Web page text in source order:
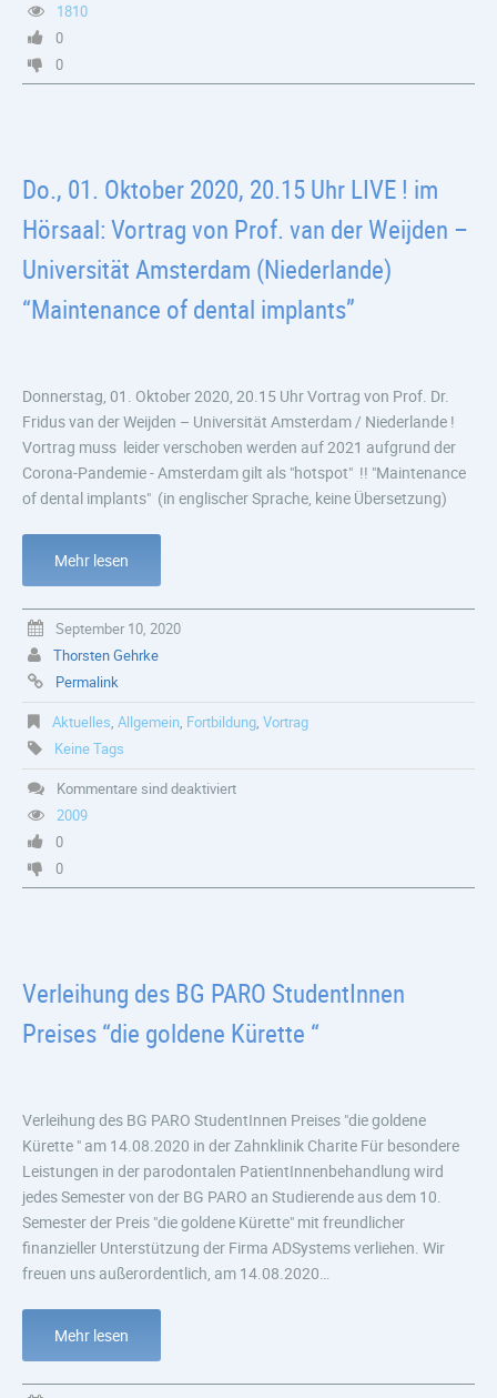
1810
0
0
Do., 01. Oktober 2020, 20.15 Uhr LIVE ! im
Hörsaal: Vortrag von Prof. van der Weijden –
Universität Amsterdam (Niederlande)
“Maintenance of dental implants”
Donnerstag, 01. Oktober 2020, 20.15 Uhr Vortrag von Prof. Dr.
Fridus van der Weijden – Universität Amsterdam / Niederlande !
Vortrag muss leider verschoben werden auf 2021 aufgrund der
Corona-Pandemie - Amsterdam gilt als "hotspot" !! "Maintenance
of dental implants" (in englischer Sprache, keine Übersetzung)
Mehr lesen
September 10, 2020
Thorsten Gehrke
Permalink
Aktuelles, Allgemein, Fortbildung, Vortrag
Keine Tags
Kommentare sind deaktiviert
2009
0
0
Verleihung des BG PARO StudentInnen
Preises “die goldene Kürette “
Verleihung des BG PARO StudentInnen Preises "die goldene
Kürette " am 14.08.2020 in der Zahnklinik Charite Für besondere
Leistungen in der parodontalen PatientInnenbehandlung wird
jedes Semester von der BG PARO an Studierende aus dem 10.
Semester der Preis "die goldene Kürette" mit freundlicher
finanzieller Unterstützung der Firma ADSystems verliehen. Wir
freuen uns außerordentlich, am 14.08.2020…
Mehr lesen